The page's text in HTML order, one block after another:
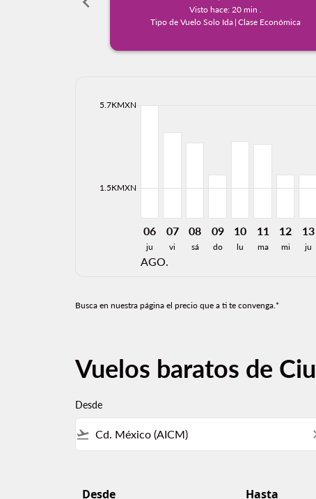
Visto hace: 20 min .
Tipo de Vuelo Solo Ida | Clase Económica
1.5KMXN
5.7KMXN
06
ju
AGO.
07
vi
08
sá
09
do
10
lu
11
ma
12
mi
13
ju
Busca en nuestra página el precio que a ti te convenga.*
Vuelos baratos de
Desde
flight_takeoff
Desde Hasta